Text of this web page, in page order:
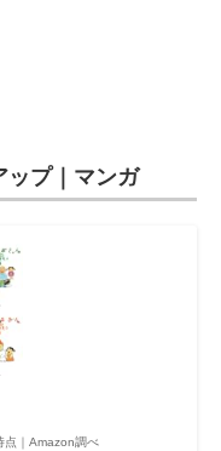
ップ｜マンガ
｜Amazon調べ